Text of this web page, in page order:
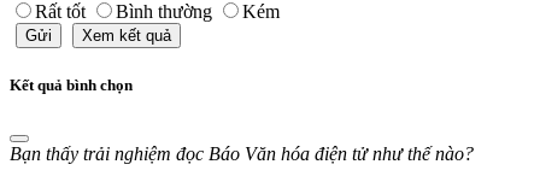
Rất tốt Bình thường Kém
Gửi Xem kết quả
Kết quả bình chọn
Bạn thấy trải nghiệm đọc Báo Văn hóa điện tử như thế nào?